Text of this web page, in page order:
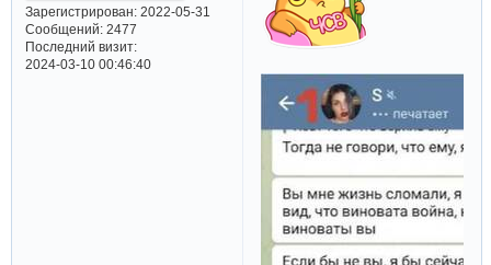
Зарегистрирован: 2022-05-31
Сообщений:2477
Последний визит:
2024-03-10 00:46:40